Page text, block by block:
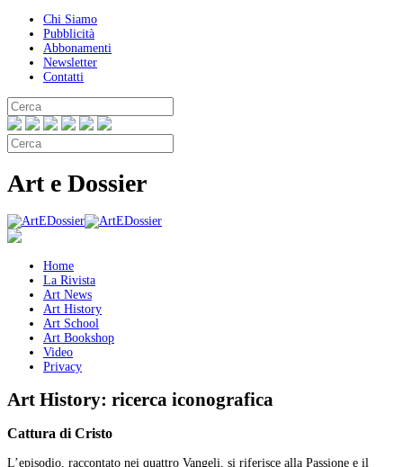
Chi Siamo
Pubblicità
Abbonamenti
Newsletter
Contatti
Art e Dossier
Home
La Rivista
Art News
Art History
Art School
Art Bookshop
Video
Privacy
Art History: ricerca iconografica
Cattura di Cristo
L’episodio, raccontato nei quattro Vangeli, si riferisce alla Passione e il